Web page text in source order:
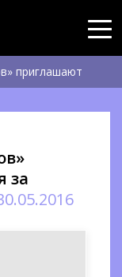
приглашают
за